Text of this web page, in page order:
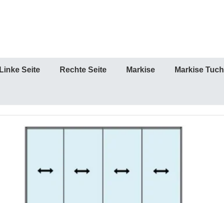
Linke Seite Rechte Seite Markise Markise Tuch